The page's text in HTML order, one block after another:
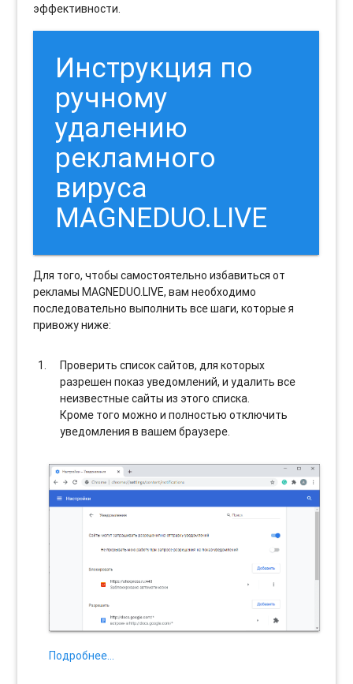
эффективности.
Инструкция по
ручному
удалению
рекламного
вируса
MAGNEDUO.LIVE
Для того, чтобы самостоятельно избавиться от
рекламы MAGNEDUO.LIVE, вам необходимо
последовательно выполнить все шаги, которые я
привожу ниже:
Проверить список сайтов, для которых
разрешен показ уведомлений, и удалить все
неизвестные сайты из этого списка.
Кроме того можно и полностью отключить
уведомления в вашем браузере.
Подробнее…